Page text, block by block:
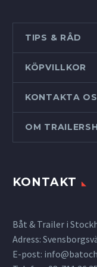
TIPS & RÅD
KÖPVILLKOR
KONTAKTA
OM
KONTAKT
Båt & Trailer i
Adress:
E-post: